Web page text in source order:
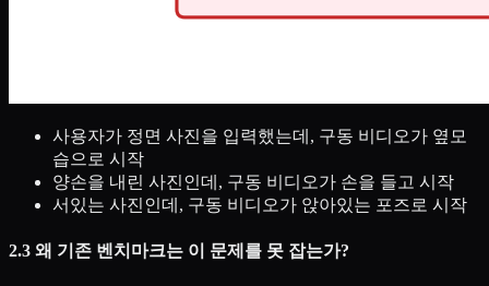
사용자가 정면 사진을 입력했는데, 구동 비디오가 옆모
습으로 시작
양손을 내린 사진인데, 구동 비디오가 손을 들고 시작
서있는 사진인데, 구동 비디오가 앉아있는 포즈로 시작
2.3 왜 기존 벤치마크는 이 문제를 못 잡는가?